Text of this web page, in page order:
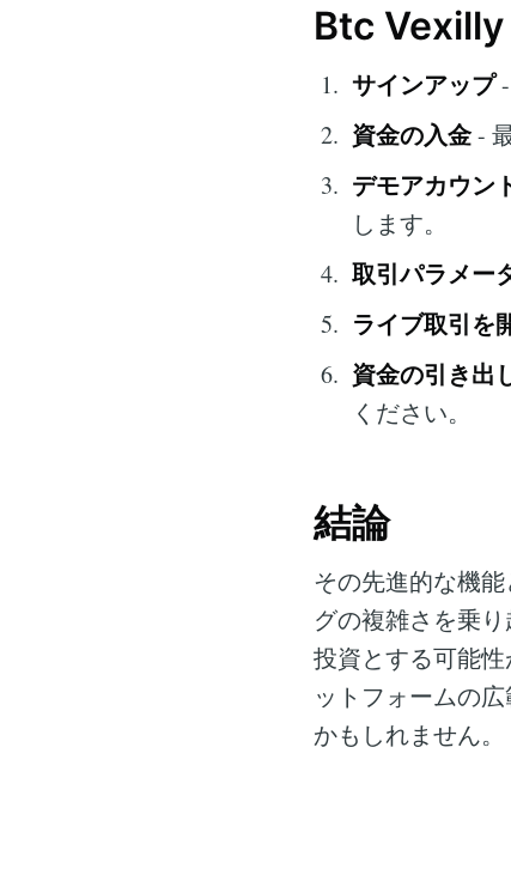
Btc
サインアップ-
資金の入金-
デモアカウン
します。
取引パラメー
ライブ取引を
資金の引き出
ください。
結論
その先進的な機能
グの複雑さを乗
投資とする可能
ットフォームの
かもしれません。